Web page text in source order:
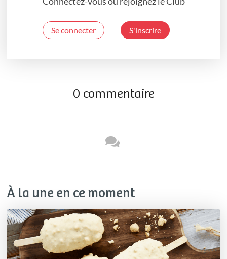
Se connecter S'inscrire
0 commentaire
À la une en ce moment